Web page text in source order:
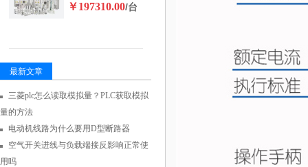
￥197310.00/台
最新文章
三菱plc怎么读取模拟量？PLC获取模拟
量的方法
电动机线路为什么要用D型断路器
空气开关进线与负载端接反影响正常使
用吗